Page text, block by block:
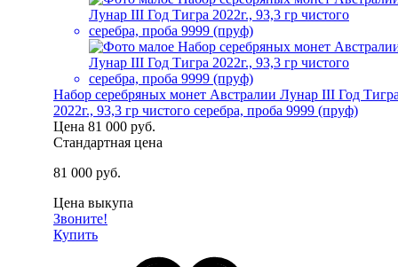
Набор серебряных монет Австралии Лунар III Год
2022г., 93,3 гр чистого серебра, проба 9999 (пруф)
Цена 81 000 руб.
Стандартная цена
81 000 руб.
Цена выкупа
Звоните!
Купить